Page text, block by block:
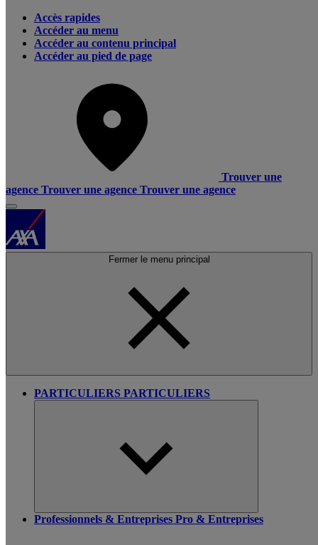
Accès rapides
Accéder au menu
Accéder au contenu principal
Accéder au pied de page
Trouver une
agence Trouver une agence Trouver une agence
Fermer le menu principal
PARTICULIERS PARTICULIERS
Professionnels & Entreprises Pro & Entreprises